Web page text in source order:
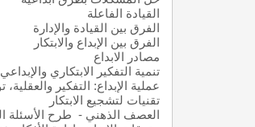
القيادة الفاعلة
الفرق بين القيادة والإدارة
الفرق بين الإبداع والابتكار
مصادر الابداع
تنمية التفكير الابتكاري والإبداعي
عملية الإبداع: التفكير
تقنيات لتشجيع الابتكار
العصف الذهني - طرح الأسئلة